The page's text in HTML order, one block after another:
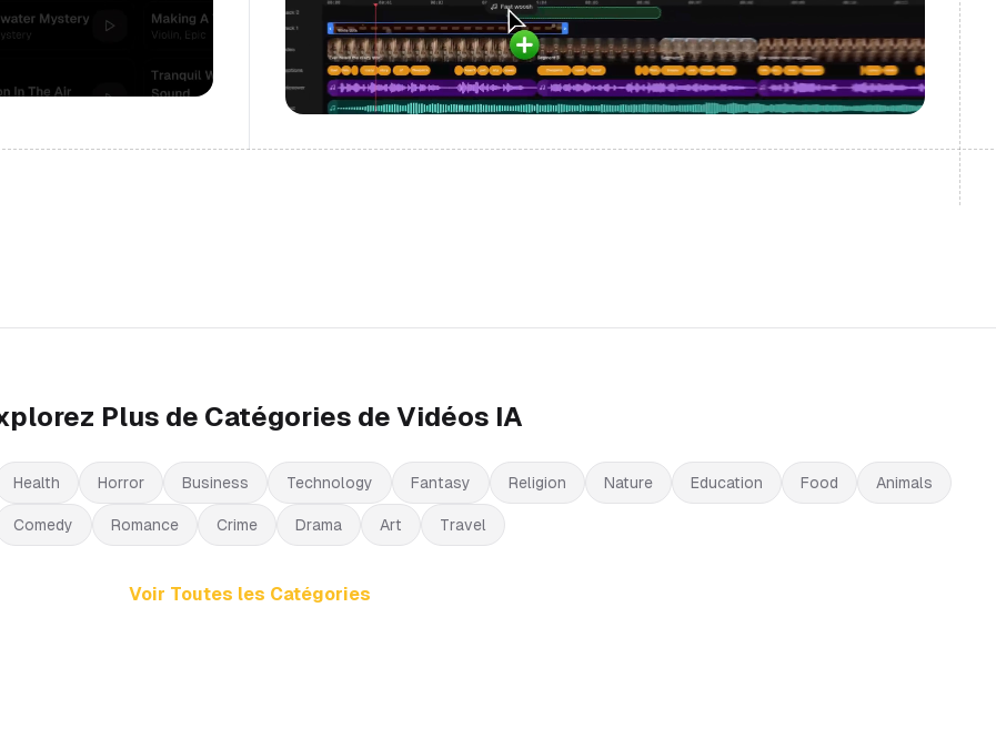
Plus de Catégories de Vidéos IA
Health Horror Business Technology Fantasy Religion Nature Education Food Animals
Comedy Romance Crime Drama Art Travel
Voir Toutes les Catégories